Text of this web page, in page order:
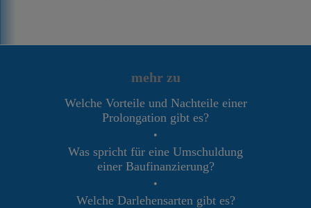
mehr zu
Welche Vorteile und Nachteile einer
Prolongation gibt es?
•
Was spricht für eine Umschuldung
einer Baufinanzierung?
•
Welche Darlehensarten gibt es?